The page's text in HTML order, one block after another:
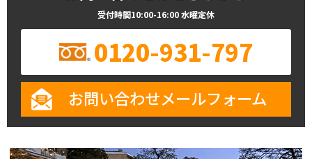
受付時間10:00-16:00 水曜定休
0120-931-797
お問い合わせメールフォーム